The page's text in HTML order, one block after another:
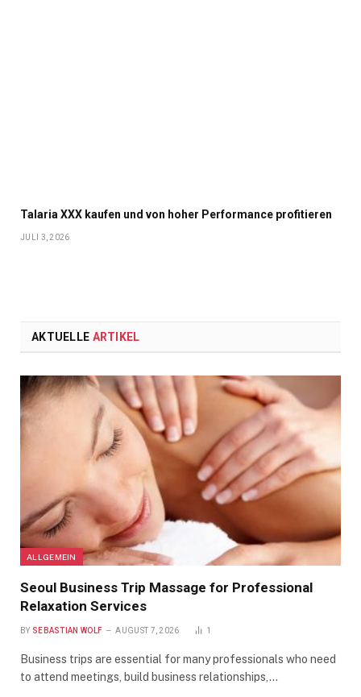
Talaria XXX kaufen und von hoher Performance profitieren
JULI 3, 2026
AKTUELLE ARTIKEL
ALLGEMEIN
Seoul Business Trip Massage for Professional
Relaxation Services
BY SEBASTIAN WOLF AUGUST 7, 2026 1
Business trips are essential for many professionals who need
to attend meetings, build business relationships,…